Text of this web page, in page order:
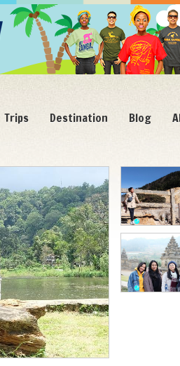
Trips Destination Blog